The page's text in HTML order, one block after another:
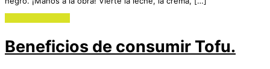
Beneficios de consumir Tofu.